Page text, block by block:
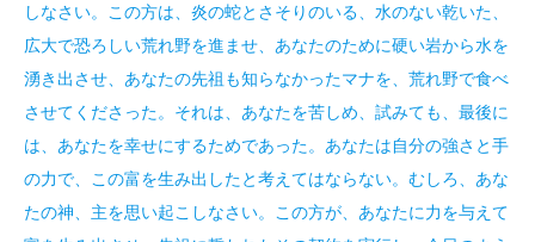
しなさい。この方は、炎の蛇とさそりのいる、水のない乾いた、
広大で恐ろしい荒れ野を進ませ、あなたのために硬い岩から水を
湧き出させ、あなたの先祖も知らなかったマナを、荒れ野で食べ
させてくださった。それは、あなたを苦しめ、試みても、最後に
は、あなたを幸せにするためであった。あなたは自分の強さと手
の力で、この富を生み出したと考えてはならない。むしろ、あな
たの神、主を思い起こしなさい。この方が、あなたに力を与えて